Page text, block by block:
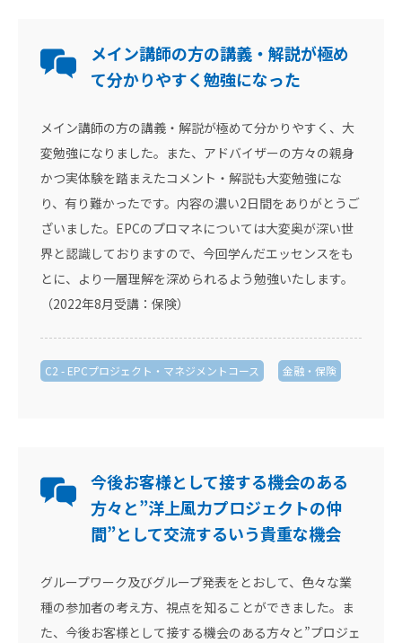
メイン講師の方の講義・解説が極め
て分かりやすく勉強になった
メイン講師の方の講義・解説が極めて分かりやすく、大
変勉強になりました。また、アドバイザーの方々の親身
かつ実体験を踏まえたコメント・解説も大変勉強にな
り、有り難かったです。内容の濃い2日間をありがとうご
ざいました。EPCのプロマネについては大変奥が深い世
界と認識しておりますので、今回学んだエッセンスをも
とに、より一層理解を深められるよう勉強いたします。
（2022年8月受講：保険）
C2 - EPCプロジェクト・マネジメントコース 金融・保険
今後お客様として接する機会のある
方々と”洋上風力プロジェクトの仲
間”として交流するいう貴重な機会
グループワーク及びグループ発表をとおして、色々な業
種の参加者の考え方、視点を知ることができました。ま
た、今後お客様として接する機会のある方々と”プロジェ